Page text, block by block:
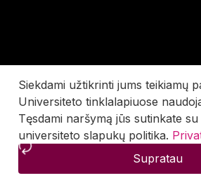
Siekdami užtikrinti jums teikiamų
Universiteto tinklalapiuose
Tęsdami naršymą jūs sutinkate su
universiteto slapukų politika.
Supratau